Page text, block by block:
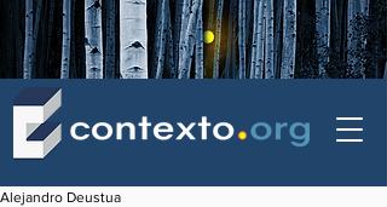
Alejandro Deustua